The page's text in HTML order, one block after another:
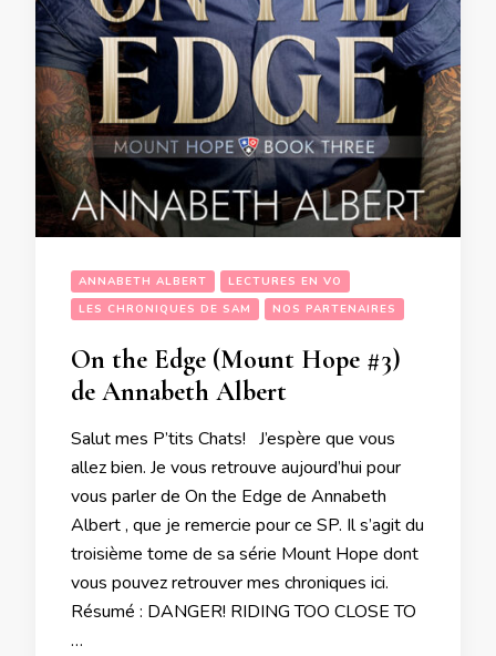
ANNABETH ALBERT
LECTURES EN VO
LES CHRONIQUES DE SAM
NOS PARTENAIRES
On the Edge (Mount Hope #3)
de Annabeth Albert
Salut mes P’tits Chats! J’espère que vous
allez bien. Je vous retrouve aujourd’hui pour
vous parler de On the Edge de Annabeth
Albert , que je remercie pour ce SP. Il s’agit du
troisième tome de sa série Mount Hope dont
vous pouvez retrouver mes chroniques ici.
Résumé : DANGER! RIDING TOO CLOSE TO
…